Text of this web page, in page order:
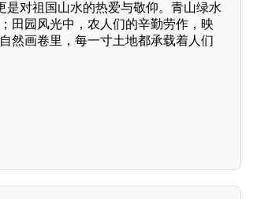
是对祖国山水的热爱与敬仰。青山绿水
田园风光中，农人们的辛勤劳作，映
然画卷里，每一寸土地都承载着人们